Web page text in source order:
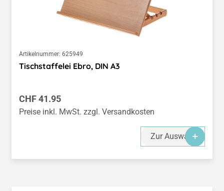
Artikelnummer: 625949
Tischstaffelei Ebro, DIN A3
Regulärer Preis:
CHF 41.95
Preise inkl. MwSt. zzgl. Versandkosten
Zur Auswahl